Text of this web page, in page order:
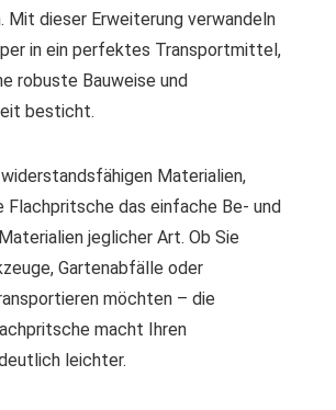
Mit dieser Erweiterung verwandeln
in ein perfektes Transportmittel,
robuste Bauweise und
besticht.
Materialien,
Flachpritsche das einfache Be- und
jeglicher Art. Ob Sie
Gartenabfälle oder
möchten – die
macht Ihren
leichter.